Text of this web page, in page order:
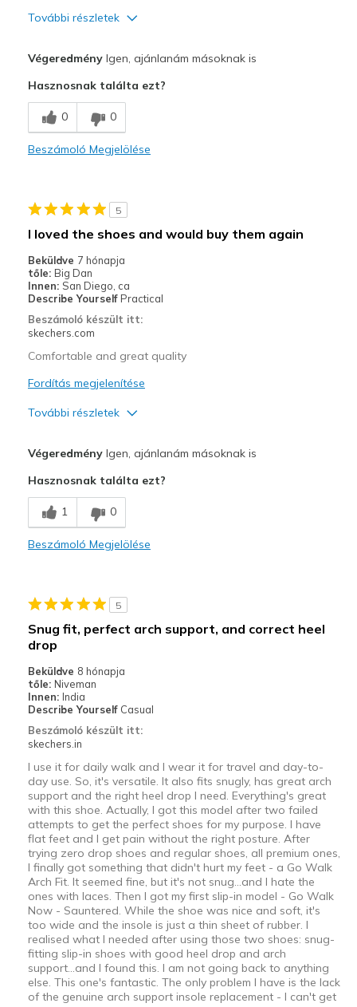
További részletek
Comfortable
Durable
Travel
Width
Sizing
View On Shoes
Shoes are for Wearing
VégeredményIgen, ajánlanám másoknak is
Hasznosnak találta ezt?
0 0
Beszámoló Megjelölése
5
I loved the shoes and would buy them again
Beküldve 7 hónapja
tőle: Big Dan
Innen: San Diego, ca
Describe Yourself Practical
Beszámoló készült itt:
skechers.com
Comfortable and great quality
Fordítás megjelenítése
További részletek
Comfortable
Durable
Casual Wear
Going Out
Travel
Width
Feels true to width
Sizing
Feels true to size
View On Shoes
VégeredményIgen, ajánlanám másoknak is
Hasznosnak találta ezt?
1 0
Beszámoló Megjelölése
5
Snug fit, perfect arch support, and correct heel
drop
Beküldve 8 hónapja
tőle: Niveman
Innen: India
Describe Yourself Casual
Beszámoló készült itt:
skechers.in
I use it for daily walk and I wear it for travel and day-to-
day use. So, it's versatile. It also fits snugly, has great arch
support and the right heel drop I need. Everything's great
with this shoe. Actually, I got this model after two failed
attempts to get the perfect shoes for my purpose. I have
flat feet and I get pain without the right posture. After
trying zero drop shoes and regular shoes, all premium ones,
I finally got something that didn't hurt my feet - a Go Walk
Arch Fit. It seemed fine, but it's not snug...and I hate the
ones with laces. Then I got my first slip-in model - Go Walk
Now - Sauntered. While the shoe was nice and soft, it's
too wide and the insole is just a thin sheet of rubber. I
realised what I needed after using those two shoes: snug-
fitting slip-in shoes with good heel drop and arch
support...and I found this. I am not going back to anything
else. This one's fantastic. The only problem I have is the lack
of the genuine arch support insole replacement - I can't get